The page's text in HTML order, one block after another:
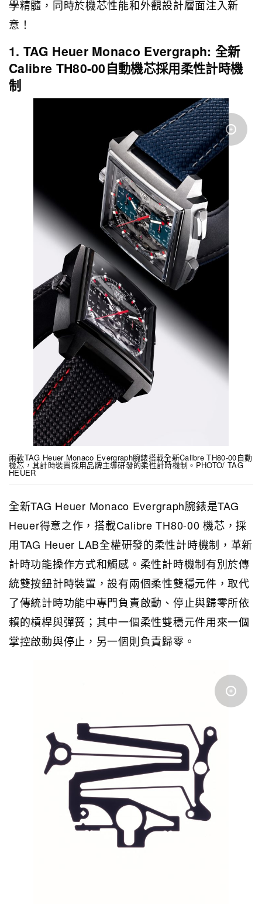
學精髓，同時於機芯性能和外觀設計層面注入新
意！
1. TAG Heuer Monaco Evergraph: 全新
Calibre TH80-00自動機芯採用柔性計時機
制
兩款TAG Heuer Monaco Evergraph腕錶搭載全新Calibre TH80-00自動
機芯，其計時裝置採用品牌主導研發的柔性計時機制。PHOTO/ TAG
HEUER
全新TAG Heuer Monaco Evergraph腕錶是TAG
Heuer得意之作，搭載Calibre TH80-00 機芯，採
用TAG Heuer LAB全權研發的柔性計時機制，革新
計時功能操作方式和觸感。柔性計時機制有別於傳
統雙按鈕計時裝置，設有兩個柔性雙穩元件，取代
了傳統計時功能中專門負責啟動、停止與歸零所依
賴的槓桿與彈簧；其中一個柔性雙穩元件用來一個
掌控啟動與停止，另一個則負責歸零。